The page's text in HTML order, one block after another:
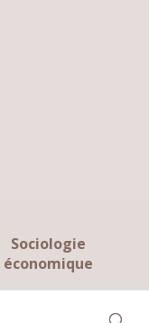
Sociologie
économique